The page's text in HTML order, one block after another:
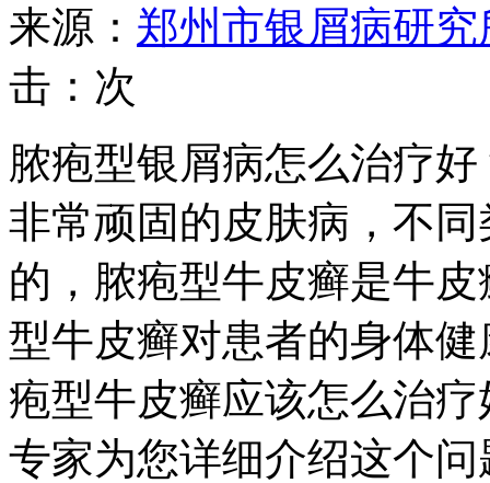
来源： 郑州市银屑病研
击： 次
脓疱型银屑病怎么治疗
非常顽固的皮肤病，不
的，脓疱型牛皮癣是牛
型牛皮癣对患者的身体
疱型牛皮癣应该怎么治
专家为您详细介绍这个问